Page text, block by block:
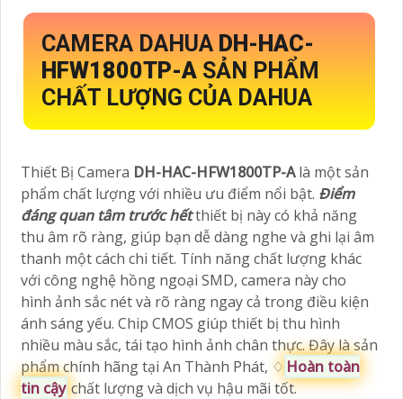
CAMERA DAHUA DH-HAC-
HFW1800TP-A SẢN PHẨM
CHẤT LƯỢNG CỦA DAHUA
Thiết Bị Camera DH-HAC-HFW1800TP-Alà một sản
phẩm chất lượng với nhiều ưu điểm nổi bật. Điểm
đáng quan tâm trước hếtthiết bị này có khả năng
thu âm rõ ràng, giúp bạn dễ dàng nghe và ghi lại âm
thanh một cách chi tiết. Tính năng chất lượng khác
với công nghệ hồng ngoại SMD, camera này cho
hình ảnh sắc nét và rõ ràng ngay cả trong điều kiện
ánh sáng yếu. Chip CMOS giúp thiết bị thu hình
nhiều màu sắc, tái tạo hình ảnh chân thực. Đây là sản
phẩm chính hãng tại An Thành Phát, ♢ Hoàn toàn
tin cậy chất lượng và dịch vụ hậu mãi tốt.